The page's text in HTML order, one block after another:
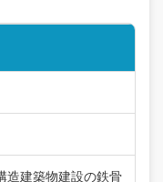
造建築物建設の鉄骨